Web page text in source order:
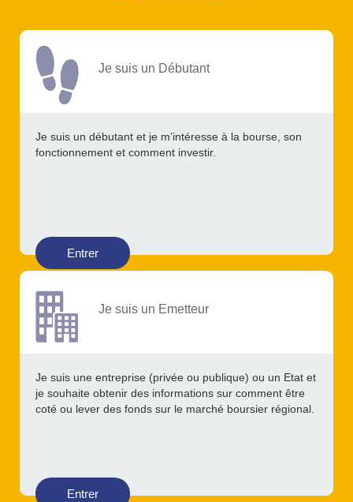
Je suis un Débutant
Je suis un débutant et je m’intéresse à la bourse, son
fonctionnement et comment investir.
Entrer
Je suis un Emetteur
Je suis une entreprise (privée ou publique) ou un Etat et
je souhaite obtenir des informations sur comment être
coté ou lever des fonds sur le marché boursier régional.
Entrer